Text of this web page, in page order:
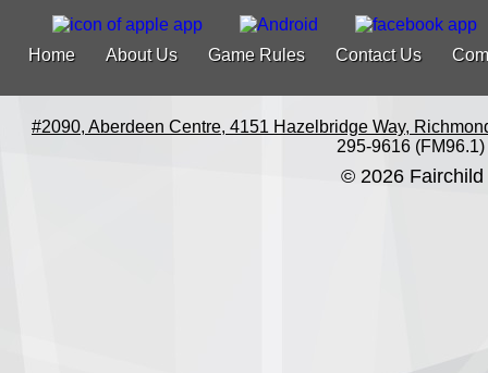
Home About Us Game Rules Contact Us
#2090, Aberdeen Centre, 4151 Hazelbridge Way,
295-9616 (FM96.1)
© 2026 Fairchild